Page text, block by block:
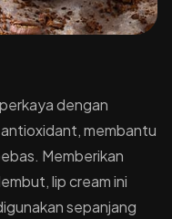
dengan
membantu
Memberikan
lip cream ini
sepanjang